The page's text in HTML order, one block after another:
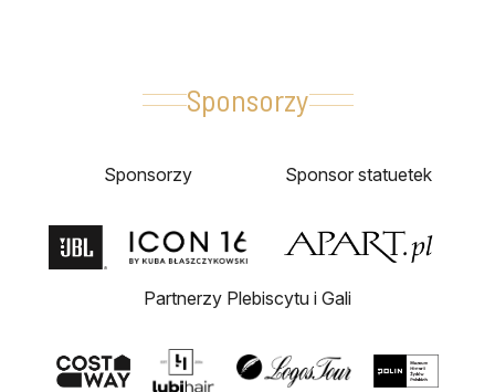
Sponsorzy
Sponsorzy Sponsor statuetek
Partnerzy Plebiscytu i Gali